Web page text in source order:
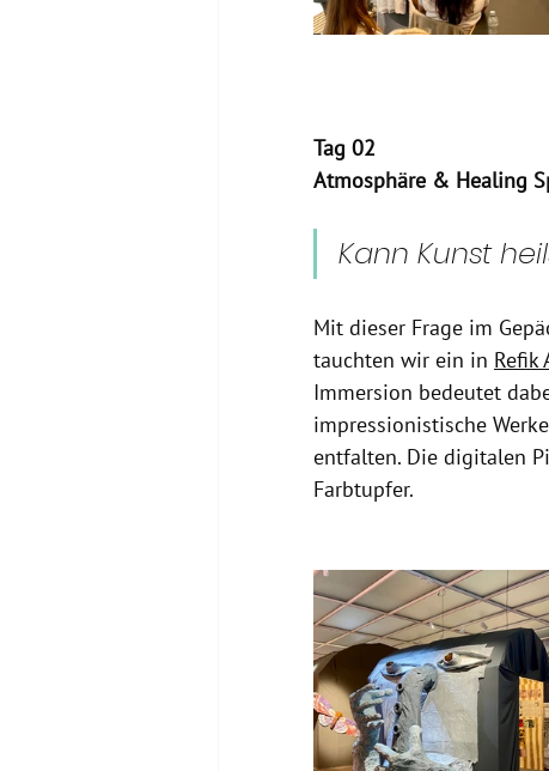
Tag 02
Atmosphäre & Healing
Kann Kunst
Mit dieser Frage im
tauchten wir ein in Refik
Immersion bedeutet
impressionistische
entfalten. Die digitalen
Farbtupfer.